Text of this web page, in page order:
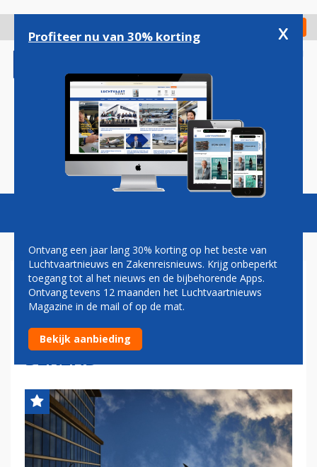
gaan
Check in
Magazine Podcasts Vacatures
PLAN VOOR NIEUWE
INDELING NEDERLANDS
LUCHTRUIM BEGIN 2025
BEKEND
Profiteer nu van 30% korting x
Ontvang een jaar lang 30% korting op het beste van
Luchtvaartnieuws en Zakenreisnieuws. Krijg onbeperkt
toegang tot al het nieuws en de bijbehorende Apps.
Ontvang tevens 12 maanden het Luchtvaartnieuws
Magazine in de mail of op de mat.
Bekijk aanbieding